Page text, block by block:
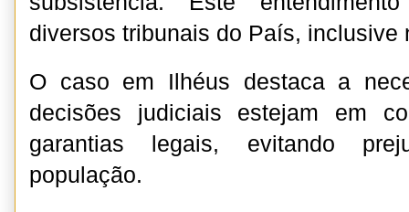
diversos tribunais do País, inclusive
O caso em Ilhéus destaca a
decisões judiciais estejam em
garantias legais, evitando
população.